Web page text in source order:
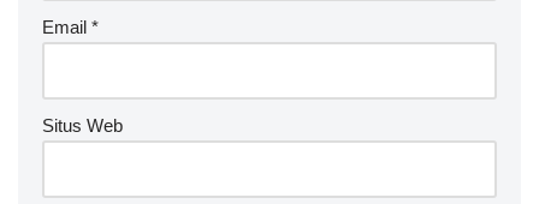
Email *
Situs Web